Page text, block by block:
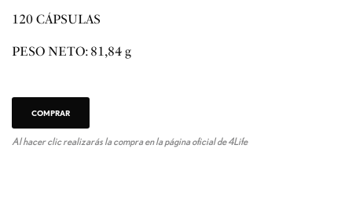
120 CÁPSULAS
PESO NETO: 81,84 g
COMPRAR
Al hacer clic realizarás la compra en la página oficial de 4Life